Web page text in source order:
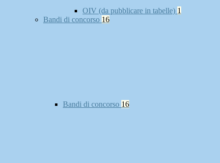
OIV (da pubblicare in tabelle) 1
Bandi di concorso 16
Bandi di concorso 16